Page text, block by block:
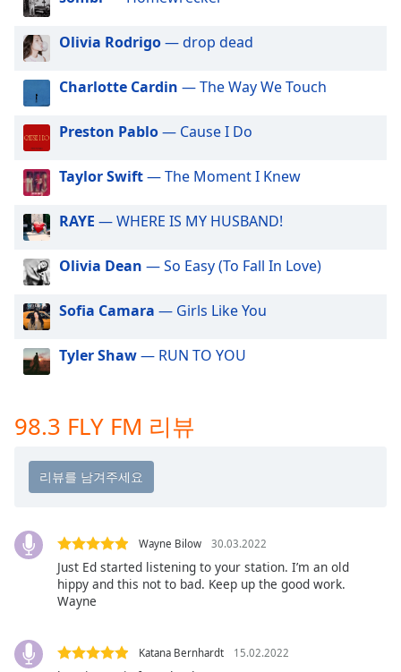
Audio
Track
Picture-
Picture
Fullscreen
This
modal
window.
Beginning
dialog
window.
Escape
cancel
and
the
window.
Color
Opacity
Color
Olivia Rodrigo— drop dead
Charlotte Cardin — The Way We Touch
Preston Pablo— Cause I Do
Taylor Swift— The Moment I Knew
RAYE — WHERE IS MY HUSBAND!
Olivia Dean — So Easy (To Fall In Love)
Sofia Camara — Girls Like You
Tyler Shaw— RUN TO YOU
98.3 FLY FM 리뷰
Wayne Bilow 30.03.2022
Just Ed started listening to your station. I’m an old
hippy and this not to bad. Keep up the good work.
Wayne
Katana Bernhardt 15.02.2022